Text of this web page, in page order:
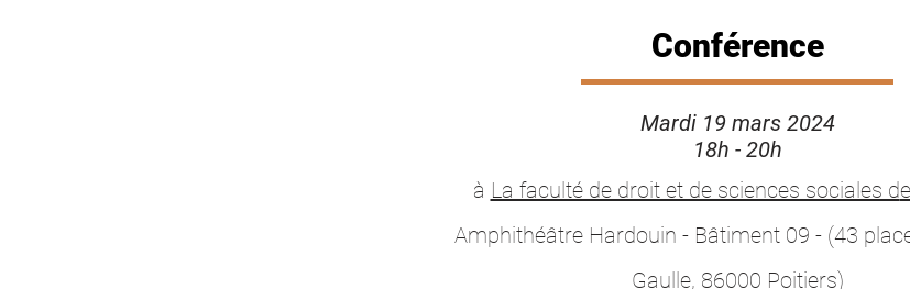
Conférence
Mardi 19 mars 2024
18h - 20h
à La faculté de droit et de sciences sociales d
Amphithéâtre Hardouin - Bâtiment09 - (43
Gaulle, 86000 Poitiers)